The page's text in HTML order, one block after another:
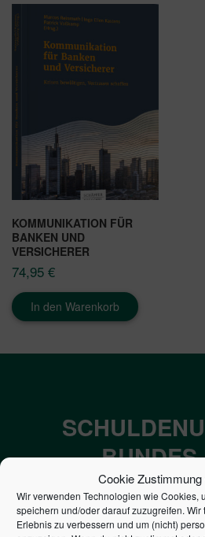
Cookie
Wir verwenden Technologien wie Cookies,
speichern und/oder darauf zuzugreifen.
Erlebnis zu verbessern und um (nicht)
KOMMUNIKATION FÜR
BANKEN UND
VERSICHERER
74,95 €
In den Warenkorb
BUNDES